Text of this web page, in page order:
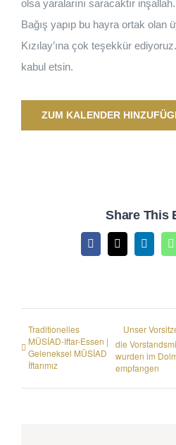
olsa yaralarını saracaktır inşallah.
Bağış yapıp bu hayra ortak olan
Kızılay’ına çok teşekkür
kabul etsin.
ZUM KALENDER
Share This
Facebook
X
Traditionelles
MÜSİAD-Iftar-Essen |
Geleneksel MÜSİAD
İftarımız
Unser
die
wurden im
empfangen